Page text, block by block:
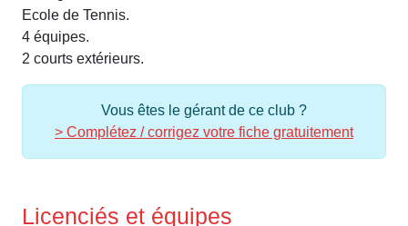
Ecole de Tennis.
4 équipes.
2 courts extérieurs.
Vous êtes le gérant de ce club ?
> Complétez / corrigez votre fiche gratuitement
Licenciés et équipes